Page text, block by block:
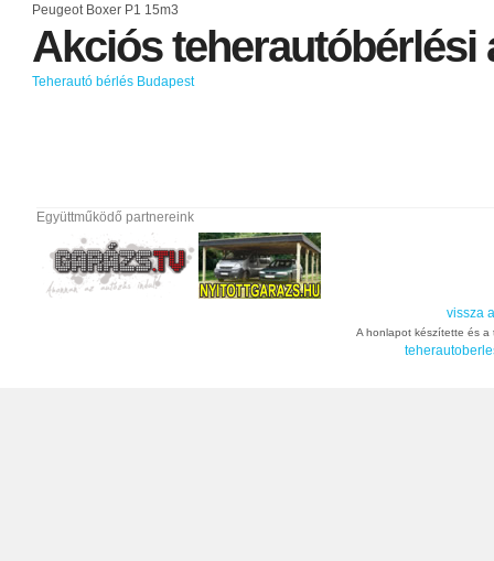
Peugeot Boxer P1 15m3
Akciósteherautóbérlési
Teherautó bérlés Budapest
Együttműködő partnereink
vissza
A honlapot készítette és